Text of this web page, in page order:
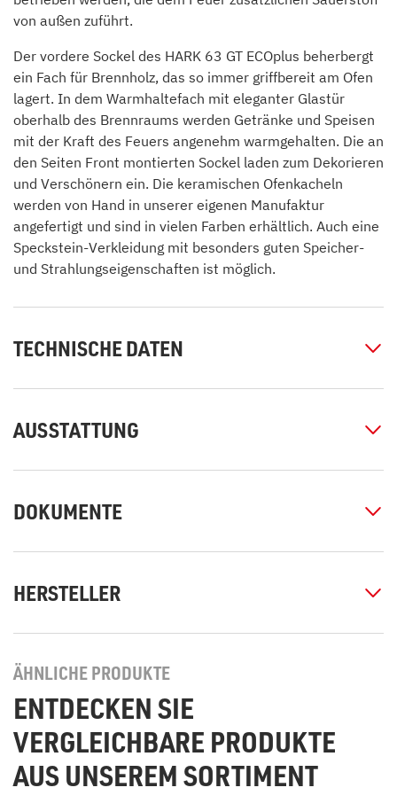
von außen zuführt.
Der vordere Sockel des HARK 63 GT ECOplus beherbergt
ein Fach für Brennholz, das so immer griffbereit am Ofen
lagert. In dem Warmhaltefach mit eleganter Glastür
oberhalb des Brennraums werden Getränke und Speisen
mit der Kraft des Feuers angenehm warmgehalten. Die an
den Seiten Front montierten Sockel laden zum Dekorieren
und Verschönern ein. Die keramischen Ofenkacheln
werden von Hand in unserer eigenen Manufaktur
angefertigt und sind in vielen Farben erhältlich. Auch eine
Speckstein-Verkleidung mit besonders guten Speicher-
und Strahlungseigenschaften ist möglich.
TECHNISCHE DATEN
AUSSTATTUNG
DOKUMENTE
HERSTELLER
ÄHNLICHE PRODUKTE
ENTDECKEN SIE
VERGLEICHBARE PRODUKTE
AUS UNSEREM SORTIMENT